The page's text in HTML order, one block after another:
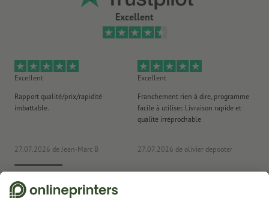
Excellent
Excellent
Rapport qualité/prix/rapidité
imbattable.
27.07.2026 de Jean-Marc B
Excellent
Franchement rien à dire, programme
facile à utiliser. Livraison rapide et
qualité irréprochable
27.07.2026 de olivier depooter
Nous utilisons Trustpilot comme prestataire indépendant pour collecter des
évaluations. Vous trouvereziciles mesures prises par Trustpilot pour garantir